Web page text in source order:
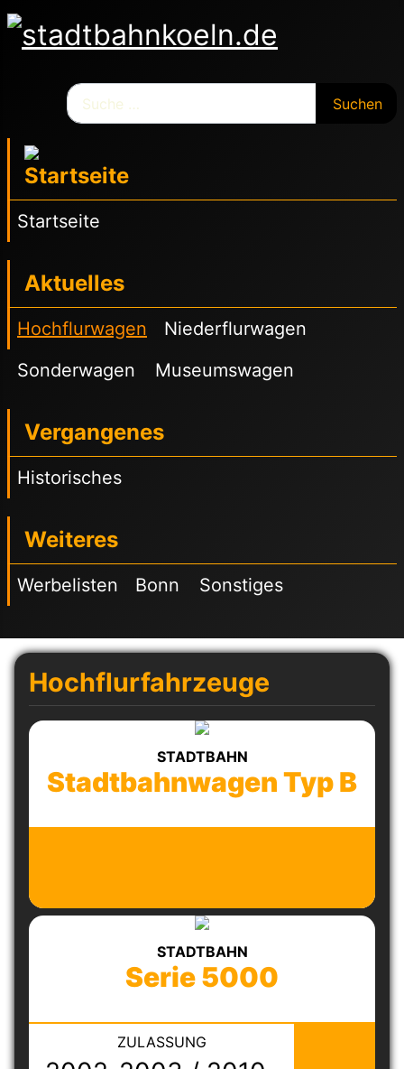
Suchen
Startseite
Aktuelles
Hochflurwagen
Niederflurwagen
Sonderwagen
Museumswagen
Vergangenes
Historisches
Weiteres
Werbelisten Bonn Sonstiges
Hochflurfahrzeuge
STADTBAHN
Stadtbahnwagen Typ B
STADTBAHN
Serie 5000
ZULASSUNG